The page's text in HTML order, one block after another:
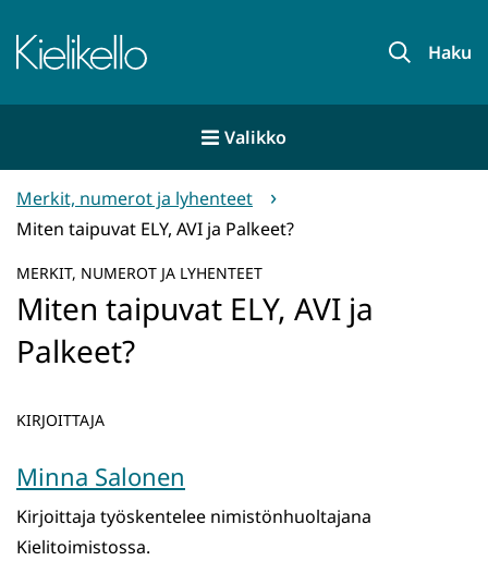
sisältöön
Etusivu Haku
Valikko
Merkit, numerot ja lyhenteet
Miten taipuvat ELY, AVI ja Palkeet?
MERKIT, NUMEROT JA LYHENTEET
Miten taipuvat ELY, AVI ja
Palkeet?
KIRJOITTAJA
Minna Salonen
Kirjoittaja työskentelee nimistönhuoltajana
Kielitoimistossa.